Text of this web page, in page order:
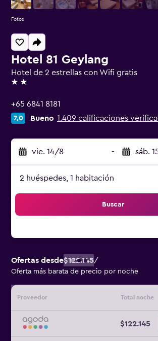
Hotel 81 Geylang
Hotel de 2 estrellas con Wifi gratis
2 estrellas
+65 6841 8181
7,0 Bueno 1.409 calificaciones
vie. 14/8 - sáb.
2 huéspedes, 1 habitación
Buscar
Ofertas desde$122.145/
Oferta más barata de precio por noche
Proveedor Total noche
$122.145
Fotos